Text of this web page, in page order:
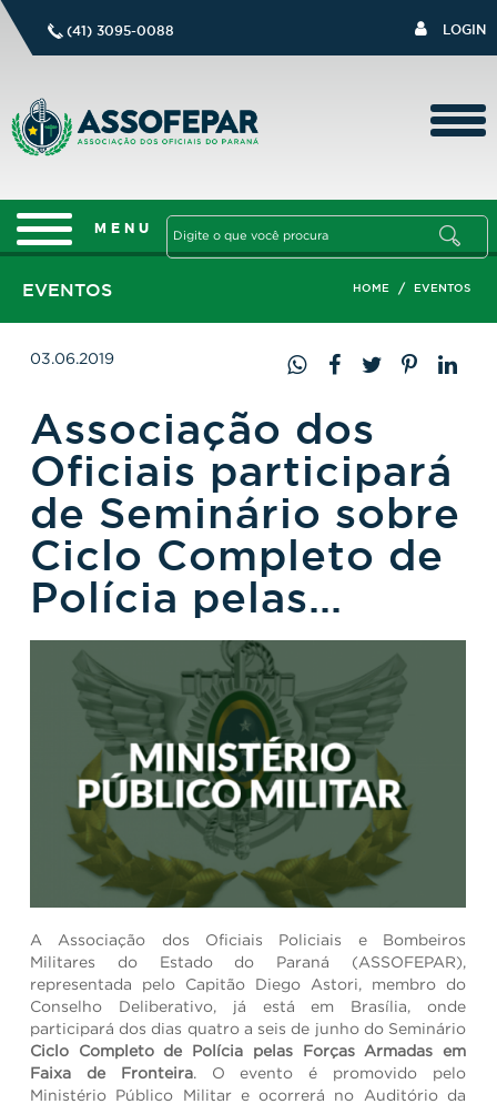
(41) 3095-0088 LOGIN
EVENTOS HOME / EVENTOS
03.06.2019
Associação dos
Oficiais participará
de Seminário sobre
Ciclo Completo de
Polícia pelas
Forças Armadas
em Faixa de
Fronteira
A Associação dos Oficiais Policiais e Bombeiros
Militares do Estado do Paraná (ASSOFEPAR),
representada pelo Capitão Diego Astori, membro do
Conselho Deliberativo, já está em Brasília, onde
participará dos dias quatro a seis de junho do Seminário
Ciclo Completo de Polícia pelas Forças Armadas em
Faixa de Fronteira. O evento é promovido pelo
Ministério Público Militar e ocorrerá no Auditório da